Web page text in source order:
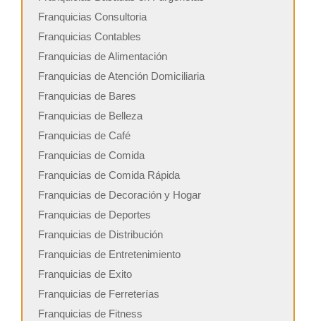
Franquicias Consultoria
Franquicias Contables
Franquicias de Alimentación
Franquicias de Atención Domiciliaria
Franquicias de Bares
Franquicias de Belleza
Franquicias de Café
Franquicias de Comida
Franquicias de Comida Rápida
Franquicias de Decoración y Hogar
Franquicias de Deportes
Franquicias de Distribución
Franquicias de Entretenimiento
Franquicias de Exito
Franquicias de Ferreterías
Franquicias de Fitness